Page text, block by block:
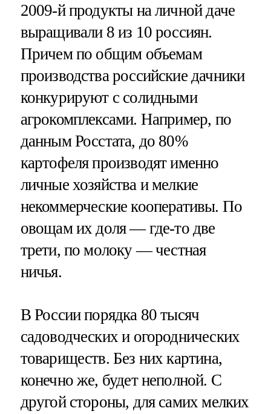
2009-й продукты на личной даче
выращивали 8 из 10 россиян.
Причем по общим объемам
производства российские дачники
конкурируют с солидными
агрокомплексами. Например, по
данным Росстата, до 80%
картофеля производят именно
личные хозяйства и мелкие
некоммерческие кооперативы. По
овощам их доля — где-то две
трети, по молоку — честная
ничья.
В России порядка 80 тысяч
садоводческих и огороднических
товариществ. Без них картина,
конечно же, будет неполной. С
другой стороны, для самих мелких